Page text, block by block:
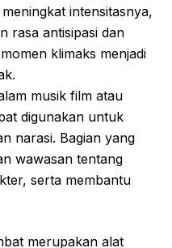
intensitasnya,
rasa antisipasi dan
klimaks menjadi
musik film atau
digunakan untuk
narasi. Bagian yang
wawasan tentang
serta membantu
merupakan alat